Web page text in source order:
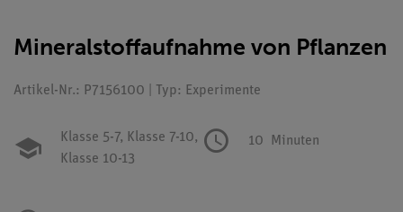
Mineralstoffaufnahme von Pflanzen
Artikel-Nr.: P7156100 | Typ: Experimente
Klasse 5-7, Klasse 7-10,
Klasse 10-13
10 Minuten